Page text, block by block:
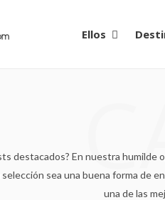
Ellos
destacados? En nuestra humilde
sea una buena forma de
una de las